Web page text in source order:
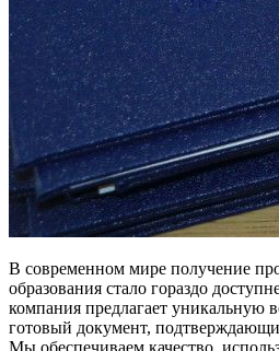
В современном мире получение
образования стало гораздо
компания предлагает уникальную
готовый документ,
Мы обеспечиваем качество,